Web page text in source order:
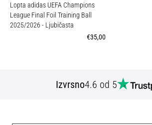
Lopta adidas UEFA Champions
League Final Foil Training Ball
2025/2026 - Ljubičasta
€35,00
Izvrsno4.6 od 5